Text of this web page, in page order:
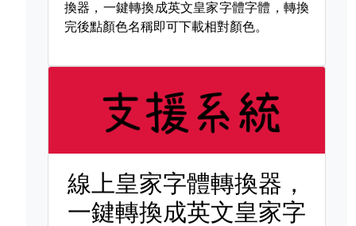
換器，一鍵轉換成英文皇家字體字體，轉換
完後點顏色名稱即可下載相對顏色。
線上皇家字體轉換器，
一鍵轉換成英文皇家字